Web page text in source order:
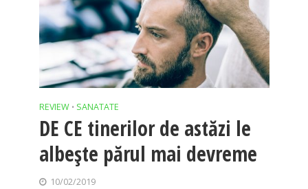
REVIEW • SANATATE
DE CE tinerilor de astăzi le
albește părul mai devreme
10/02/2019